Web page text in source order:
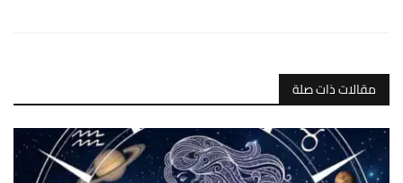
مقالات ذات صلة